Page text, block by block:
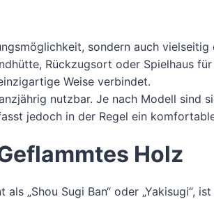
sondern auch
Rückzugsort oder Spielhaus
Weise verbindet.
nutzbar. Je nach Modell sind
jedoch in der Regel ein
Holz
„Shou Sugi Ban“ oder „Yakisugi“,